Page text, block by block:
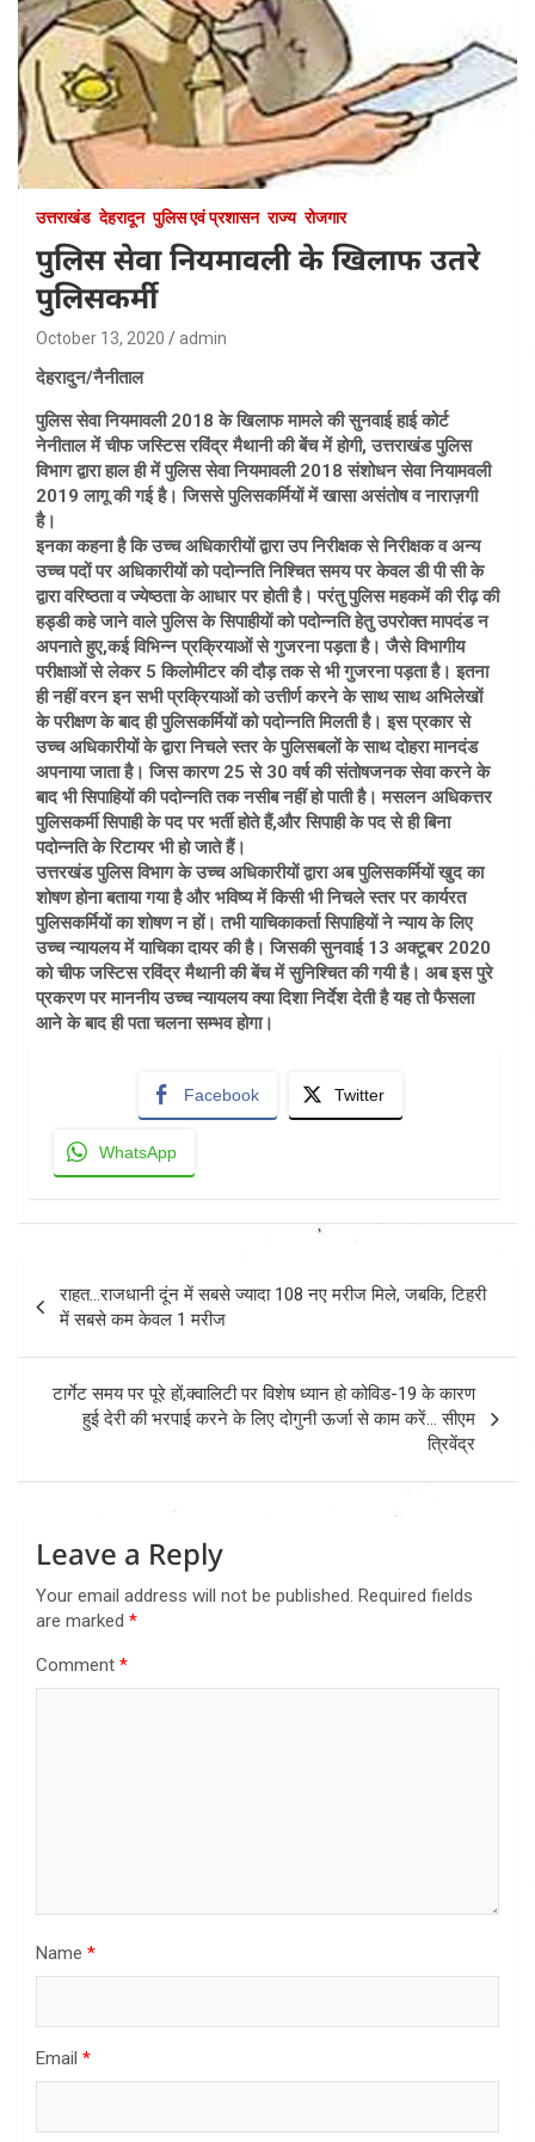
उत्तराखंड देहरादून पुलिस एवं प्रशासन राज्य रोजगार
पुलिस सेवा नियमावली के खिलाफ उतरे
पुलिसकर्मी
October 13, 2020 admin
देहरादुन/नैनीताल
पुलिस सेवा नियमावली 2018 के खिलाफ मामले की सुनवाई हाई कोर्ट
नेनीताल में चीफ जस्टिस रविंद्र मैथानी की बेंच में होगी, उत्तराखंड पुलिस
विभाग द्वारा हाल ही में पुलिस सेवा नियमावली 2018 संशोधन सेवा नियामवली
2019 लागू की गई है। जिससे पुलिसकर्मियों में खासा असंतोष व नाराज़गी
है।
इनका कहना है कि उच्च अधिकारीयों द्वारा उप निरीक्षक से निरीक्षक व अन्य
उच्च पदों पर अधिकारीयों को पदोन्नति निश्चित समय पर केवल डी पी सी के
द्वारा वरिष्ठता व ज्येष्ठता के आधार पर होती है। परंतु पुलिस महकमें की रीढ़ की
हड्डी कहे जाने वाले पुलिस के सिपाहीयों को पदोन्नति हेतु उपरोक्त मापदंड न
अपनाते हुए,कई विभिन्न प्रक्रियाओं से गुजरना पड़ता है। जैसे विभागीय
परीक्षाओं से लेकर 5 किलोमीटर की दौड़ तक से भी गुजरना पड़ता है। इतना
ही नहीं वरन इन सभी प्रक्रियाओं को उत्तीर्ण करने के साथ साथ अभिलेखों
के परीक्षण के बाद ही पुलिसकर्मियों को पदोन्नति मिलती है। इस प्रकार से
उच्च अधिकारीयों के द्वारा निचले स्तर के पुलिसबलों के साथ दोहरा मानदंड
अपनाया जाता है। जिस कारण 25 से 30 वर्ष की संतोषजनक सेवा करने के
बाद भी सिपाहियों की पदोन्नति तक नसीब नहीं हो पाती है। मसलन अधिकत्तर
पुलिसकर्मी सिपाही के पद पर भर्ती होते हैं,और सिपाही के पद से ही बिना
पदोन्नति के रिटायर भी हो जाते हैं।
उत्तरखंड पुलिस विभाग के उच्च अधिकारीयों द्वारा अब पुलिसकर्मियों खुद का
शोषण होना बताया गया है और भविष्य में किसी भी निचले स्तर पर कार्यरत
पुलिसकर्मियों का शोषण न हों। तभी याचिकाकर्ता सिपाहियों ने न्याय के लिए
उच्च न्यायलय में याचिका दायर की है। जिसकी सुनवाई 13 अक्टूबर 2020
को चीफ जस्टिस रविंद्र मैथानी की बेंच में सुनिश्चित की गयी है। अब इस पुरे
प्रकरण पर माननीय उच्च न्यायलय क्या दिशा निर्देश देती है यह तो फैसला
आने के बाद ही पता चलना सम्भव होगा।
Facebook Twitter
WhatsApp
navigation
राहत…राजधानी दूंन में सबसे ज्यादा 108 नए मरीज मिले, जबकि, टिहरी
में सबसे कम केवल 1 मरीज
टार्गेट समय पर पूरे हों,क्वालिटी पर विशेष ध्यान हो कोविड-19 के कारण
हुई देरी की भरपाई करने के लिए दोगुनी ऊर्जा से काम करें… सीएम
त्रिवेंद्र
Leave a Reply
Your email address will not be published. Required fields
are marked *
Comment *
Name *
Email *